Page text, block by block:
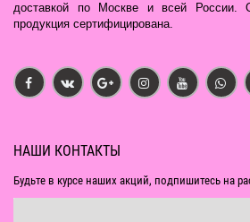
доставкой по Москве и всей России.
продукция сертифицирована.
НАШИ КОНТАКТЫ
Будьте в курсе наших акций, подпишитесь на